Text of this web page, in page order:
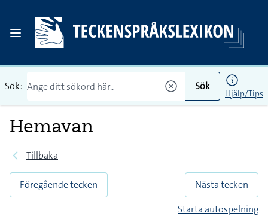
Sök: Sök
Hjälp/Tips
Hemavan
Tillbaka
Föregående tecken
Nästa tecken
Starta autospelning